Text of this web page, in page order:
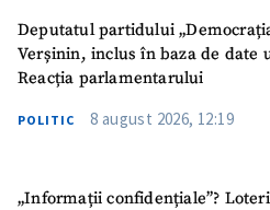
Deputatul partidului
Verșinin, inclus în baza de date
Reacția parlamentarului
POLITIC 8 august 2026, 12:19
„Informații confidențiale”?